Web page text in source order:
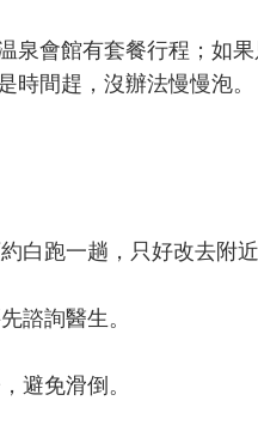
泉會館有套餐行程；如
時間趕，沒辦法慢慢泡。
白跑一趟，只好改去附近
諮詢醫生。
避免滑倒。